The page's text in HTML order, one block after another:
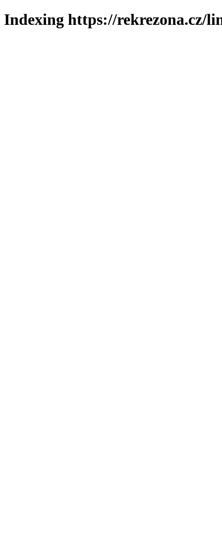
Indexing https://rekrezona.cz/